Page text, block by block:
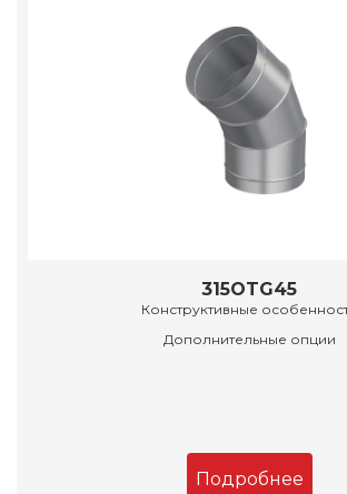
315OTG45
Конструктивные
Дополнительные опции
Подробнее